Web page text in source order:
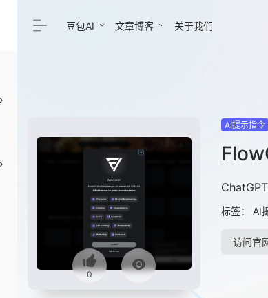
豆包AI 文章博客 关于我们
0
AI提示指令
标签： AI
访问官